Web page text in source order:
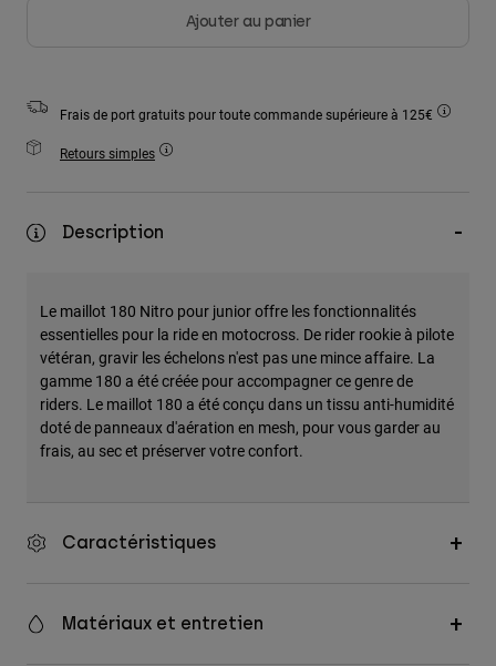
Sacs et sacs à dos
Ajouter au panier
Frais de port gratuits pour toute commande supérieure à 125€
Retours simples
Description
Le maillot 180 Nitro pour junior offre les fonctionnalités
essentielles pour la ride en motocross. De rider rookie à pilote
vétéran, gravir les échelons n'est pas une mince affaire. La
gamme 180 a été créée pour accompagner ce genre de
riders. Le maillot 180 a été conçu dans un tissu anti-humidité
doté de panneaux d'aération en mesh, pour vous garder au
frais, au sec et préserver votre confort.
Caractéristiques
Matériaux et entretien